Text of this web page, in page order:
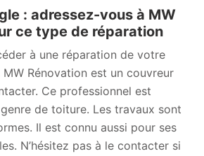
: adressez-vous à MW
ce type de réparation
à une réparation de votre
Rénovation est un couvreur
Ce professionnel est
de toiture. Les travaux sont
Il est connu aussi pour ses
N’hésitez pas à le contacter si